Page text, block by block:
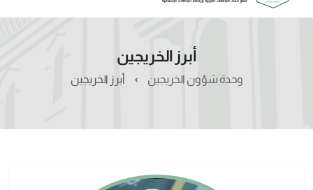
أبرز الخريجين
وحدة شؤون الخريجين أبرز الخريجين